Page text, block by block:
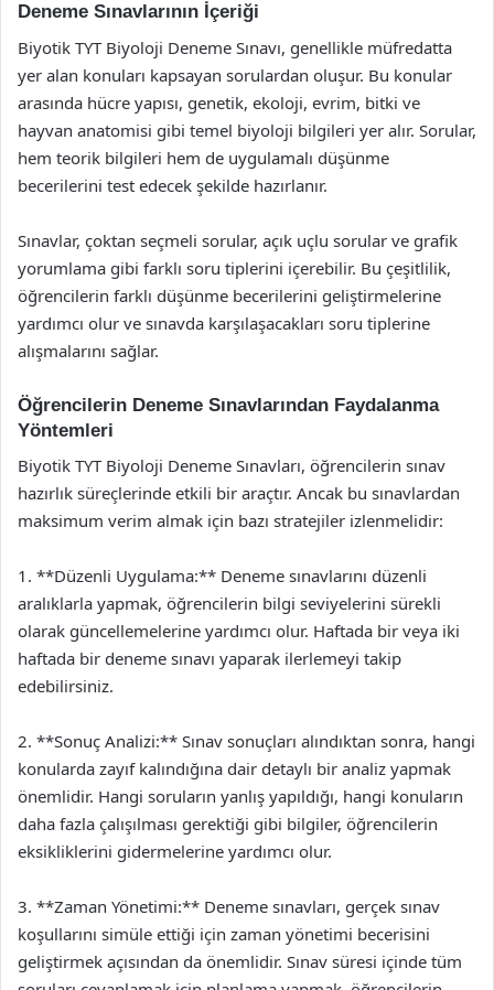
Deneme Sınavlarının İçeriği
Biyotik TYT Biyoloji Deneme Sınavı, genellikle müfredatta
yer alan konuları kapsayan sorulardan oluşur. Bu konular
arasında hücre yapısı, genetik, ekoloji, evrim, bitki ve
hayvan anatomisi gibi temel biyoloji bilgileri yer alır. Sorular,
hem teorik bilgileri hem de uygulamalı düşünme
becerilerini test edecek şekilde hazırlanır.
Sınavlar, çoktan seçmeli sorular, açık uçlu sorular ve grafik
yorumlama gibi farklı soru tiplerini içerebilir. Bu çeşitlilik,
öğrencilerin farklı düşünme becerilerini geliştirmelerine
yardımcı olur ve sınavda karşılaşacakları soru tiplerine
alışmalarını sağlar.
Öğrencilerin Deneme Sınavlarından Faydalanma
Yöntemleri
Biyotik TYT Biyoloji Deneme Sınavları, öğrencilerin sınav
hazırlık süreçlerinde etkili bir araçtır. Ancak bu sınavlardan
maksimum verim almak için bazı stratejiler izlenmelidir:
1. **Düzenli Uygulama:** Deneme sınavlarını düzenli
aralıklarla yapmak, öğrencilerin bilgi seviyelerini sürekli
olarak güncellemelerine yardımcı olur. Haftada bir veya iki
haftada bir deneme sınavı yaparak ilerlemeyi takip
edebilirsiniz.
2. **Sonuç Analizi:** Sınav sonuçları alındıktan sonra, hangi
konularda zayıf kalındığına dair detaylı bir analiz yapmak
önemlidir. Hangi soruların yanlış yapıldığı, hangi konuların
daha fazla çalışılması gerektiği gibi bilgiler, öğrencilerin
eksikliklerini gidermelerine yardımcı olur.
3. **Zaman Yönetimi:** Deneme sınavları, gerçek sınav
koşullarını simüle ettiği için zaman yönetimi becerisini
geliştirmek açısından da önemlidir. Sınav süresi içinde tüm